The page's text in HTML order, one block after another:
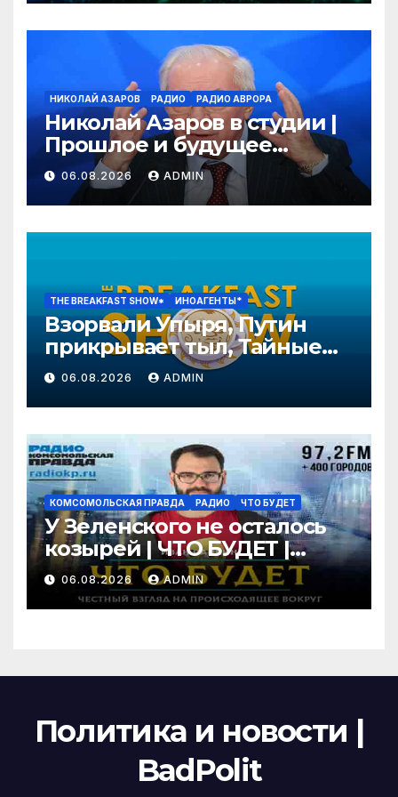
НИКОЛАЙ АЗАРОВ РАДИО РАДИО АВРОРА
Николай Азаров в студии |
Прошлое и будущее
Украины | Взгляд изнутри
06.08.2026 ADMIN
THE BREAKFAST SHOW* ИНОАГЕНТЫ*
Взорвали Упыря, Путин
прикрывает тыл, Тайные
похороны генерала. Гудков,
Ларина, Подоляк, Астров
06.08.2026 ADMIN
КОМСОМОЛЬСКАЯ ПРАВДА РАДИО ЧТО БУДЕТ
У Зеленского не осталось
козырей | ЧТО БУДЕТ |
06.08.2026
06.08.2026 ADMIN
Политика и новости |
BadPolit